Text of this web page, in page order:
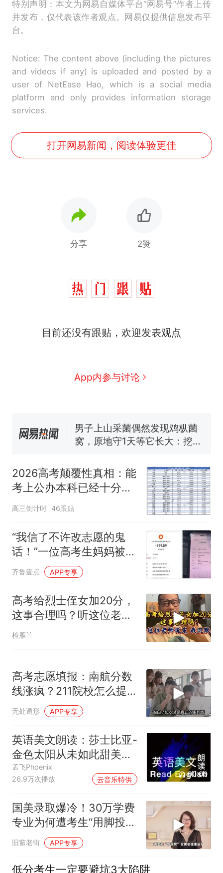
特别声明：本文为网易自媒体平台“网易号”作者上传
并发布，仅代表该作者观点。网易仅提供信息发布平
台。
Notice: The content above (including the pictures
and videos if any) is uploaded and posted by a
user of NetEase Hao, which is a social media
platform and only provides information storage
services.
打开网易新闻，阅读体验更佳
分享 2赞
目前还没有跟贴，欢迎发表观点
App内参与讨论
人生
新 制裁瓜子饺子，美国怕什
么？
协会回应
男子上山采菌偶然发现鸡枞菌
窝，原地守1天等它长大：挖了
回大海 目击者直呼震惊 （视频
来源：参考消息）
笔试第一被第二名传话劝弃考
官方通报
那个在床头放菜刀的女孩，
人生
2026高考颠覆性真相：能
考上公办本科已经十分不
易！值得全家庆祝
高三倒计时 46跟贴
“我信了不许改志愿的鬼
话！”一位高考生妈妈被
“公办保录”设局
齐鲁壹点 APP专享
高考给烈士侄女加20分，
这事合理吗？听这位老师
说完，我沉默了
检雁兰
高考志愿填报：南航分数
线涨疯？211院校怎么提
前锁定位次？
无处遁形 APP专享
英语美文朗读：莎士比亚-
金色太阳从未如此甜美吻
过
孟飞Phoenix
26.9万次播放
云音乐特供
00:00
国美录取爆冷！30万学费
专业为何遭考生“用脚投
票”？
旧窗老街 APP专享
低分考生一定要避坑3大陷阱